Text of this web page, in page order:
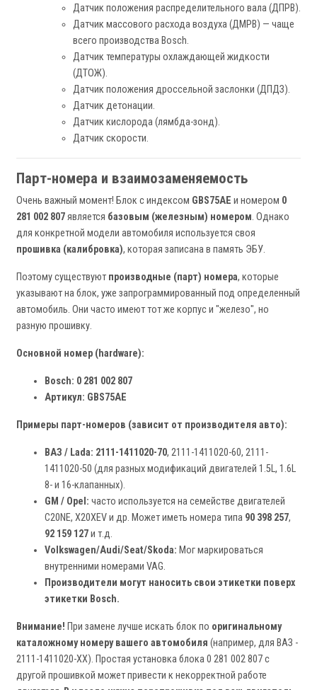
Датчик положения распределительного вала (ДПРВ).
Датчик массового расхода воздуха (ДМРВ) — чаще
всего производства Bosch.
Датчик температуры охлаждающей жидкости
(ДТОЖ).
Датчик положения дроссельной заслонки (ДПДЗ).
Датчик детонации.
Датчик кислорода (лямбда-зонд).
Датчик скорости.
Парт-номера и взаимозаменяемость
Очень важный момент! Блок с индексом GBS75AE и номером 0
281 002 807является базовым (железным) номером. Однако
для конкретной модели автомобиля используется своя
прошивка (калибровка), которая записана в память ЭБУ.
Поэтому существуют производные (парт) номера, которые
указывают на блок, уже запрограммированный под определенный
автомобиль. Они часто имеют тот же корпус и "железо", но
разную прошивку.
Основной номер (hardware):
Bosch: 0 281 002 807
Артикул: GBS75AE
Примеры парт-номеров (зависит от производителя авто):
ВАЗ / Lada: 2111-1411020-70, 2111-1411020-60, 2111-
1411020-50 (для разных модификаций двигателей 1.5L, 1.6L
8- и 16-клапанных).
GM / Opel: часто используется на семействе двигателей
C20NE, X20XEV и др. Может иметь номера типа 90 398 257,
92 159 127и т.д.
Volkswagen/Audi/Seat/Skoda: Мог маркироваться
внутренними номерами VAG.
Производители могут наносить свои этикетки поверх
этикетки Bosch.
Внимание! При замене лучше искать блок по оригинальному
каталожному номеру вашего автомобиля (например, для ВАЗ -
2111-1411020-XX). Простая установка блока 0 281 002 807 с
другой прошивкой может привести к некорректной работе